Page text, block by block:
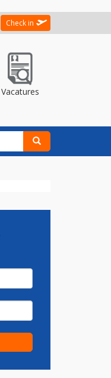
Check in
Vacatures